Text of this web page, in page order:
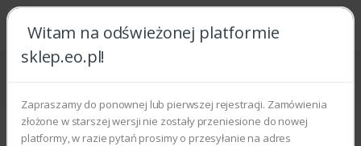
Witam na odświeżonej platformie
sklep.eo.pl!
Zapraszamy do ponownej lub pierwszej rejestracji. Zamówienia
złożone w starszej wersji nie zostały przeniesione do nowej
platformy, w razie pytań prosimy o przesyłanie na adres
Strona główna Części zamienne